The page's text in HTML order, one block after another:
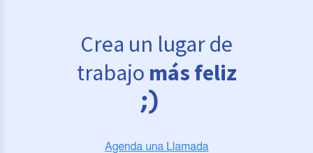
Crea un lugar de
trabajo más feliz